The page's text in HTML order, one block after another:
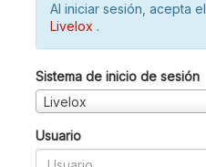
Al iniciar sesión, acepta el
Livelox .
Sistema de inicio de sesión
Livelox
Usuario